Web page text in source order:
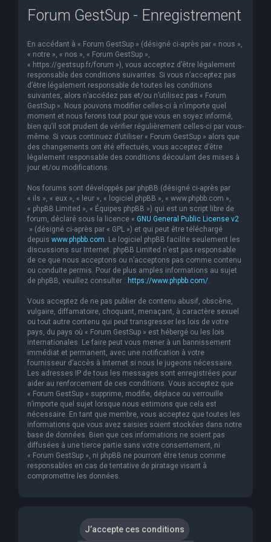
Forum GestSup - Enregistrement
En accédant à « Forum GestSup » (désigné ci-après par « nous »,
« notre », « nos », « Forum GestSup »,
« https://gestsup.fr/forum »), vous acceptez d’être légalement
responsable des conditions suivantes. Si vous n’acceptez pas
d’être légalement responsable de toutes les conditions
suivantes, alors n’accédez pas et/ou n’utilisez pas « Forum
GestSup ». Nous pouvons modifier celles-ci à n’importe quel
moment et nous ferons tout pour que vous en soyez informé,
bien qu’il soit prudent de vérifier régulièrement celles-ci par vous-
même. Si vous continuez d’utiliser « Forum GestSup » alors que
des changements ont été effectués, vous acceptez d’être
légalement responsable des conditions découlant des mises à
jour et/ou modifications.
Nos forums sont développés par phpBB (désigné ci-après par
« ils », « eux », « leur », « logiciel phpBB », « www.phpbb.com »,
« phpBB Limited », « Équipes phpBB ») qui est un script libre de
forum, déclaré sous la licence « GNU General Public License v2
» (désigné ci-après par « GPL ») et qui peut être téléchargé
depuis www.phpbb.com. Le logiciel phpBB facilite seulement les
discussions sur Internet. phpBB Limited n’est pas responsable
de ce que nous acceptons ou n’acceptons pas comme contenu
ou conduite permis. Pour de plus amples informations au sujet
de phpBB, veuillez consulter : https://www.phpbb.com/.
Vous acceptez de ne pas publier de contenu abusif, obscène,
vulgaire, diffamatoire, choquant, menaçant, à caractère sexuel
ou tout autre contenu qui peut transgresser les lois de votre
pays, du pays où « Forum GestSup » est hébergé ou les lois
internationales. Le faire peut vous mener à un bannissement
immédiat et permanent, avec une notification à votre
fournisseur d’accès à Internet si nous le jugeons nécessaire.
Les adresses IP de tous les messages sont enregistrées pour
aider au renforcement de ces conditions. Vous acceptez que
« Forum GestSup » supprime, modifie, déplace ou verrouille
n’importe quel sujet lorsque nous estimons que cela est
nécessaire. En tant que membre, vous acceptez que toutes les
informations que vous avez saisies soient stockées dans notre
base de données. Bien que ces informations ne soient pas
diffusées à une tierce partie sans votre consentement, ni
« Forum GestSup », ni phpBB ne pourront être tenus comme
responsables en cas de tentative de piratage visant à
compromettre les données.